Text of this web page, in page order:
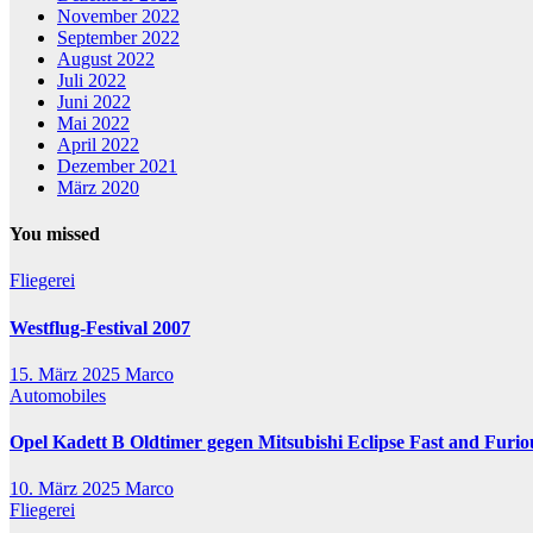
November 2022
September 2022
August 2022
Juli 2022
Juni 2022
Mai 2022
April 2022
Dezember 2021
März 2020
You missed
Fliegerei
Westflug-Festival 2007
15. März 2025 Marco
Automobiles
Opel Kadett B Oldtimer gegen Mitsubishi Eclipse Fast and
10. März 2025 Marco
Fliegerei